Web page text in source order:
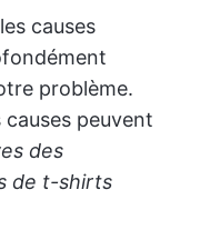
causes
problème.
peuvent
des
de t-shirts